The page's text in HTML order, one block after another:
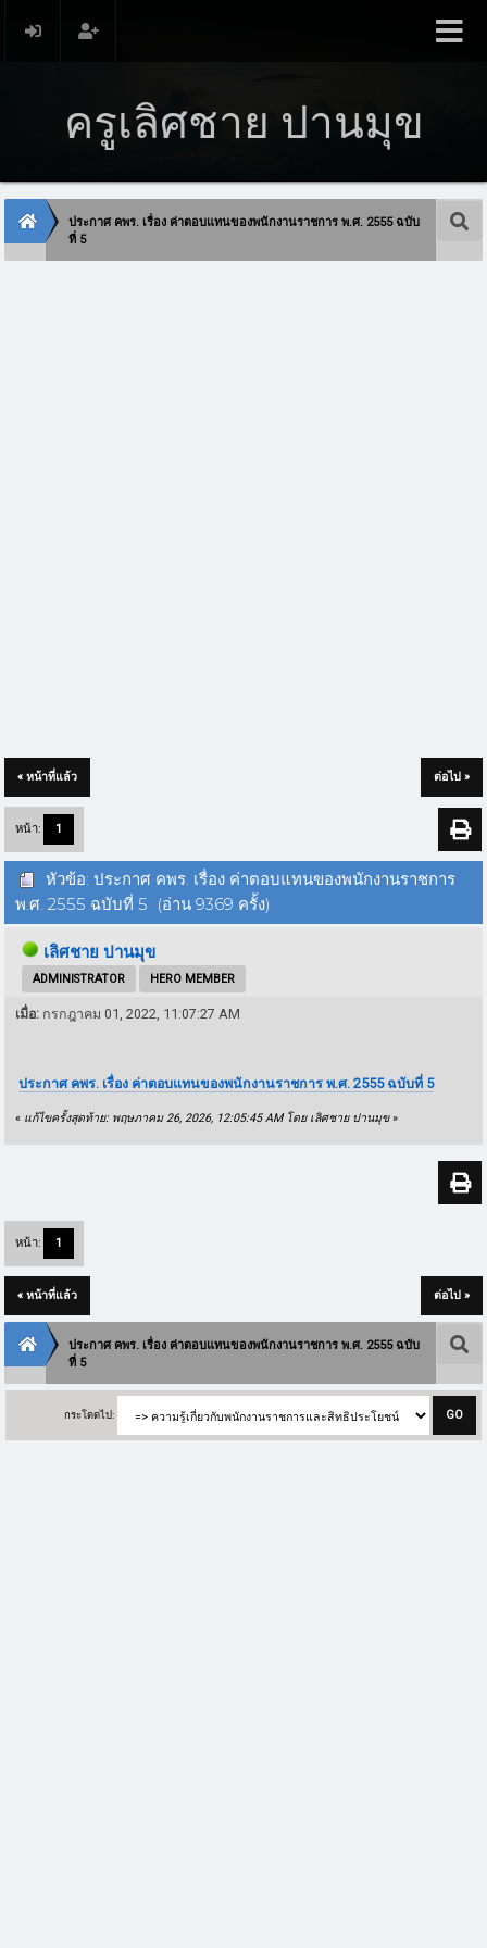
ครูเลิศชาย ปานมุข
ประกาศ คพร. เรื่อง ค่าตอบแทนของพนักงานราชการ พ.ศ. 2555 ฉบับ
ที่ 5
« หน้าที่แล้ว ต่อไป »
หน้า: 1
หัวข้อ: ประกาศ คพร. เรื่อง ค่าตอบแทนของพนักงานราชการ
พ.ศ. 2555 ฉบับที่ 5 (อ่าน 9369 ครั้ง)
เลิศชาย ปานมุข
ADMINISTRATOR HERO MEMBER
เมื่อ: กรกฎาคม 01, 2022, 11:07:27 AM
ประกาศ คพร. เรื่อง ค่าตอบแทนของพนักงานราชการ พ.ศ. 2555 ฉบับที่ 5
« แก้ไขครั้งสุดท้าย: พฤษภาคม 26, 2026, 12:05:45 AM โดย เลิศชาย ปานมุข»
หน้า: 1
« หน้าที่แล้ว ต่อไป »
ประกาศ คพร. เรื่อง ค่าตอบแทนของพนักงานราชการ พ.ศ. 2555 ฉบับ
ที่ 5
กระโดดไป: